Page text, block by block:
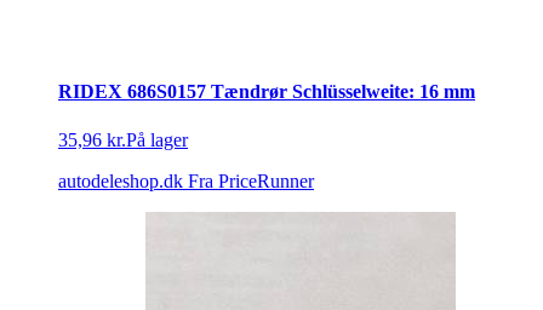
RIDEX 686S0157 Tændrør Schlüsselweite: 16 mm
35,96 kr.På lager
autodeleshop.dk Fra PriceRunner